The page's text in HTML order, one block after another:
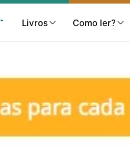
Livros Como ler?